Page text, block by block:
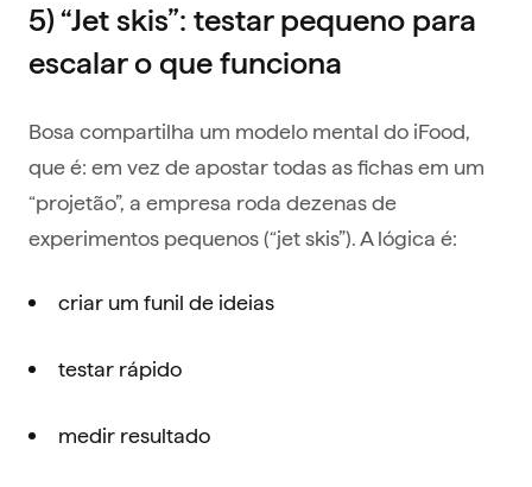
5) “Jet skis”: testar pequeno para
escalar o que funciona
Bosa compartilha um modelo mental do iFood,
que é: em vez de apostar todas as fichas em um
“projetão”, a empresa roda dezenas de
experimentos pequenos (“jet skis”). A lógica é:
criar um funil de ideias
testar rápido
medir resultado